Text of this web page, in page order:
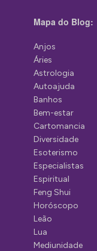
Mapa do Blog:
Anjos
Áries
Astrologia
Autoajuda
Banhos
Bem-estar
Cartomancia
Diversidade
Esoterismo
Especialistas
Espiritual
Feng Shui
Horóscopo
Leão
Lua
Mediunidade